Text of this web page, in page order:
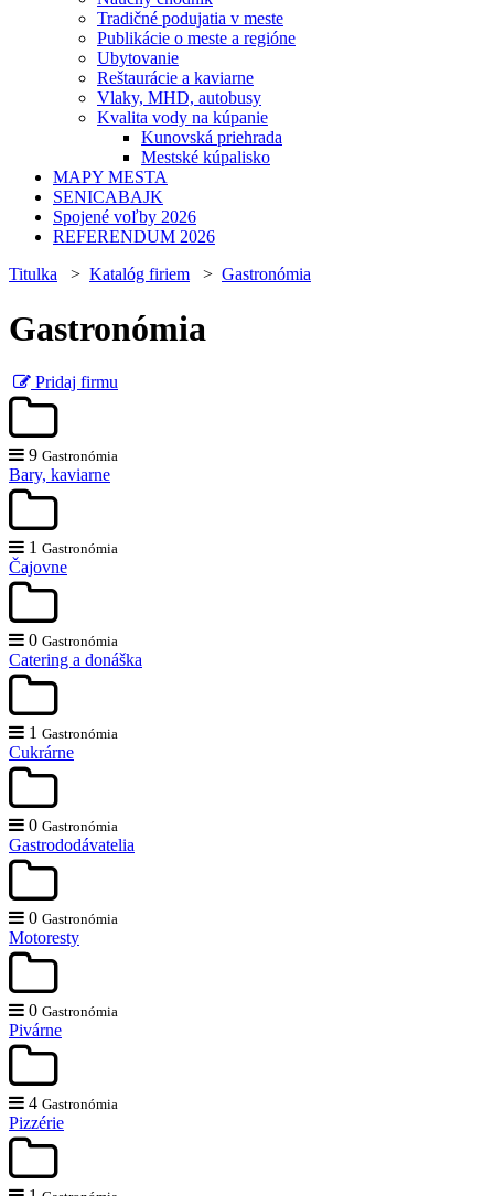
Tradičné podujatia v meste
Publikácie o meste a regióne
Ubytovanie
Reštaurácie a kaviarne
Vlaky, MHD, autobusy
Kvalita vody na kúpanie
Kunovská priehrada
Mestské kúpalisko
MAPY MESTA
SENICABAJK
Spojené voľby 2026
REFERENDUM 2026
Titulka > Katalóg firiem > Gastronómia
Gastronómia
Pridaj firmu
9 Gastronómia
Bary, kaviarne
1 Gastronómia
Čajovne
0 Gastronómia
Catering a donáška
1 Gastronómia
Cukrárne
0 Gastronómia
Gastrododávatelia
0 Gastronómia
Motoresty
0 Gastronómia
Pivárne
4 Gastronómia
Pizzérie